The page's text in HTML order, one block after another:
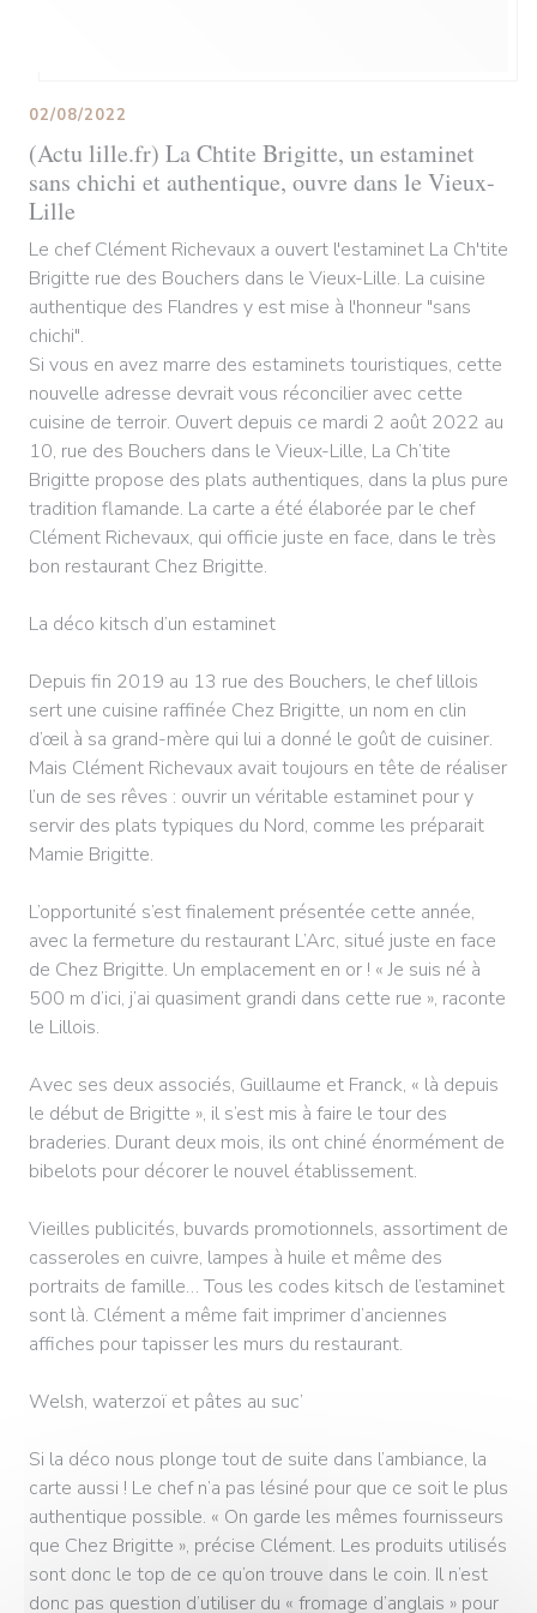
(Actu lille.fr) La Chtite Brigitte, un estaminet
sans chichi et authentique, ouvre dans le Vieux-
Lille
02/08/2022
Le chef Clément Richevaux a ouvert l'estaminet La Ch'tite
Brigitte rue des Bouchers dans le Vieux-Lille. La cuisine
authentique des Flandres y est mise à l'honneur "sans
chichi".
Si vous en avez marre des estaminets touristiques, cette
nouvelle adresse devrait vous réconcilier avec cette
cuisine de terroir. Ouvert depuis ce mardi 2 août 2022 au
10, rue des Bouchers dans le Vieux-Lille, La Ch’tite
Brigitte propose des plats authentiques, dans la plus pure
tradition flamande. La carte a été élaborée par le chef
Clément Richevaux, qui officie juste en face, dans le très
bon restaurant Chez Brigitte.
La déco kitsch d’un estaminet
Depuis fin 2019 au 13 rue des Bouchers, le chef lillois
sert une cuisine raffinée Chez Brigitte, un nom en clin
d’œil à sa grand-mère qui lui a donné le goût de cuisiner.
Mais Clément Richevaux avait toujours en tête de réaliser
l’un de ses rêves : ouvrir un véritable estaminet pour y
servir des plats typiques du Nord, comme les préparait
Mamie Brigitte.
L’opportunité s’est finalement présentée cette année,
avec la fermeture du restaurant L’Arc, situé juste en face
de Chez Brigitte. Un emplacement en or ! « Je suis né à
500 m d’ici, j’ai quasiment grandi dans cette rue », raconte
le Lillois.
Avec ses deux associés, Guillaume et Franck, « là depuis
le début de Brigitte », il s’est mis à faire le tour des
braderies. Durant deux mois, ils ont chiné énormément de
bibelots pour décorer le nouvel établissement.
Vieilles publicités, buvards promotionnels, assortiment de
casseroles en cuivre, lampes à huile et même des
portraits de famille… Tous les codes kitsch de l’estaminet
sont là. Clément a même fait imprimer d’anciennes
affiches pour tapisser les murs du restaurant.
Welsh, waterzoï et pâtes au suc’
Si la déco nous plonge tout de suite dans l’ambiance, la
carte aussi ! Le chef n’a pas lésiné pour que ce soit le plus
authentique possible. « On garde les mêmes fournisseurs
que Chez Brigitte », précise Clément. Les produits utilisés
sont donc le top de ce qu’on trouve dans le coin. Il n’est
donc pas question d’utiliser du « fromage d’anglais » pour